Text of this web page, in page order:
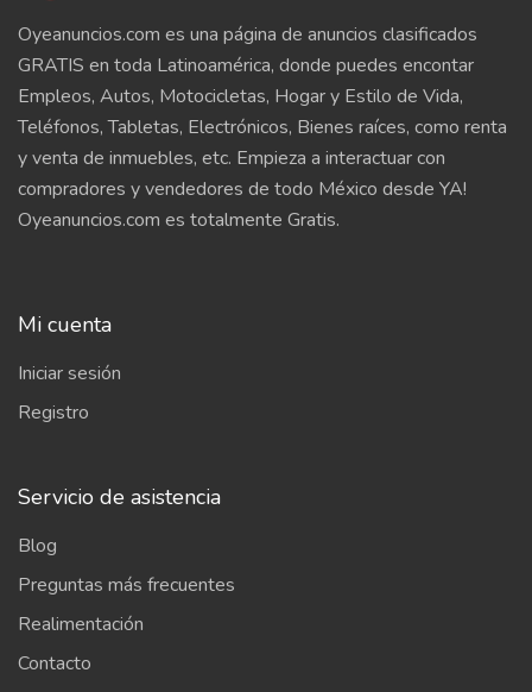
Oyeanuncios.com es una página de anuncios clasificados
GRATIS en toda Latinoamérica, donde puedes encontar
Empleos, Autos, Motocicletas, Hogar y Estilo de Vida,
Teléfonos, Tabletas, Electrónicos, Bienes raíces, como renta
y venta de inmuebles, etc. Empieza a interactuar con
compradores y vendedores de todo México desde YA!
Oyeanuncios.com es totalmente Gratis.
Mi cuenta
Iniciar sesión
Registro
Servicio de asistencia
Blog
Preguntas más frecuentes
Realimentación
Contacto